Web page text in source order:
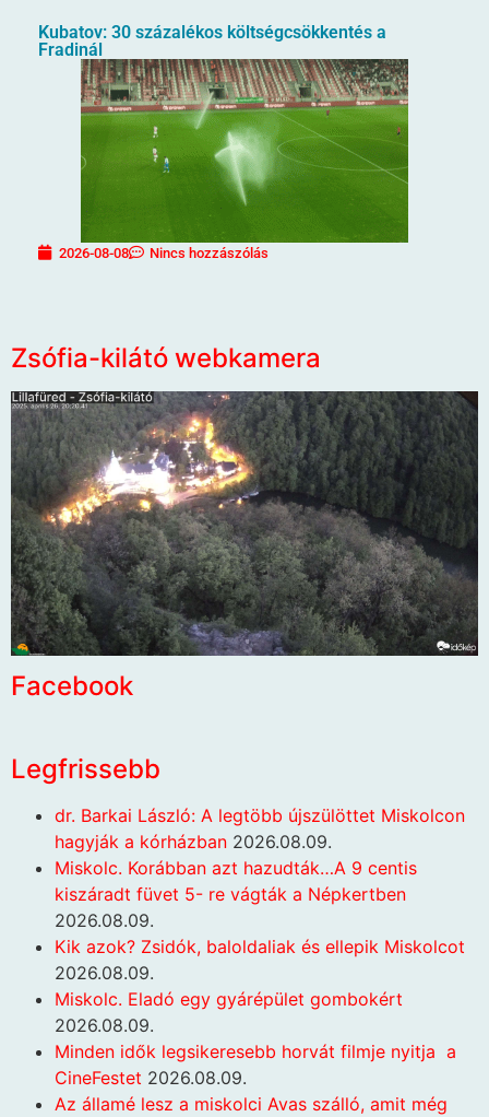
Kubatov: 30 százalékos költségcsökkentés a
Fradinál
2026-08-08 Nincs hozzászólás
Zsófia-kilátó webkamera
Facebook
Legfrissebb
dr. Barkai László: A legtöbb újszülöttet Miskolcon
hagyják a kórházban 2026.08.09.
Miskolc. Korábban azt hazudták…A 9 centis
kiszáradt füvet 5- re vágták a Népkertben
2026.08.09.
Kik azok? Zsidók, baloldaliak és ellepik Miskolcot
2026.08.09.
Miskolc. Eladó egy gyárépület gombokért
2026.08.09.
Minden idők legsikeresebb horvát filmje nyitja a
CineFestet 2026.08.09.
Az államé lesz a miskolci Avas szálló, amit még